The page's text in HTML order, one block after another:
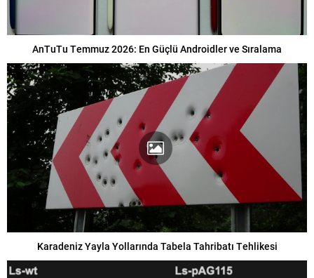
AnTuTu Temmuz 2026: En Güçlü Androidler ve Sıralama
Karadeniz Yayla Yollarında Tabela Tahribatı Tehlikesi